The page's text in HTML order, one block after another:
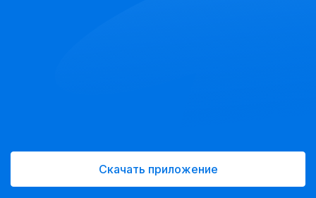
Скачать приложение